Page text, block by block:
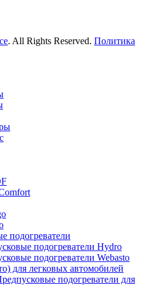
. All Rights Reserved. Политика
подогреватели
подогреватели Hydro
подогреватели Webasto
для легковых автомобилей
подогреватели для